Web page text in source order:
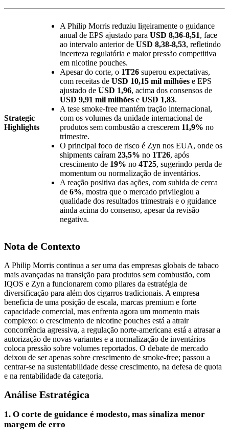
Strategic
Highlights
A Philip Morris reduziu ligeiramente o guidance
anual de EPS ajustado para USD 8,36-8,51, face
ao intervalo anterior de USD 8,38-8,53, refletindo
incerteza regulatória e maior pressão competitiva
em nicotine pouches.
Apesar do corte, o 1T26 superou expectativas,
com receitas de USD 10,15 mil milhões e EPS
ajustado de USD 1,96, acima dos consensos de
USD 9,91 mil milhões e USD 1,83.
A tese smoke-free mantém tração internacional,
com os volumes da unidade internacional de
produtos sem combustão a crescerem 11,9% no
trimestre.
O principal foco de risco é Zyn nos EUA, onde os
shipments caíram 23,5% no 1T26, após
crescimento de 19% no 4T25, sugerindo perda de
momentum ou normalização de inventários.
A reação positiva das ações, com subida de cerca
de 6%, mostra que o mercado privilegiou a
qualidade dos resultados trimestrais e o guidance
ainda acima do consenso, apesar da revisão
negativa.
Nota de Contexto
A Philip Morris continua a ser uma das empresas globais de tabaco
mais avançadas na transição para produtos sem combustão, com
IQOS e Zyn a funcionarem como pilares da estratégia de
diversificação para além dos cigarros tradicionais. A empresa
beneficia de uma posição de escala, marcas premium e forte
capacidade comercial, mas enfrenta agora um momento mais
complexo: o crescimento de nicotine pouches está a atrair
concorrência agressiva, a regulação norte-americana está a atrasar a
autorização de novas variantes e a normalização de inventários
coloca pressão sobre volumes reportados. O debate de mercado
deixou de ser apenas sobre crescimento de smoke-free; passou a
centrar-se na sustentabilidade desse crescimento, na defesa de quota
e na rentabilidade da categoria.
Análise Estratégica
1. O corte de guidance é modesto, mas sinaliza menor
margem de erro